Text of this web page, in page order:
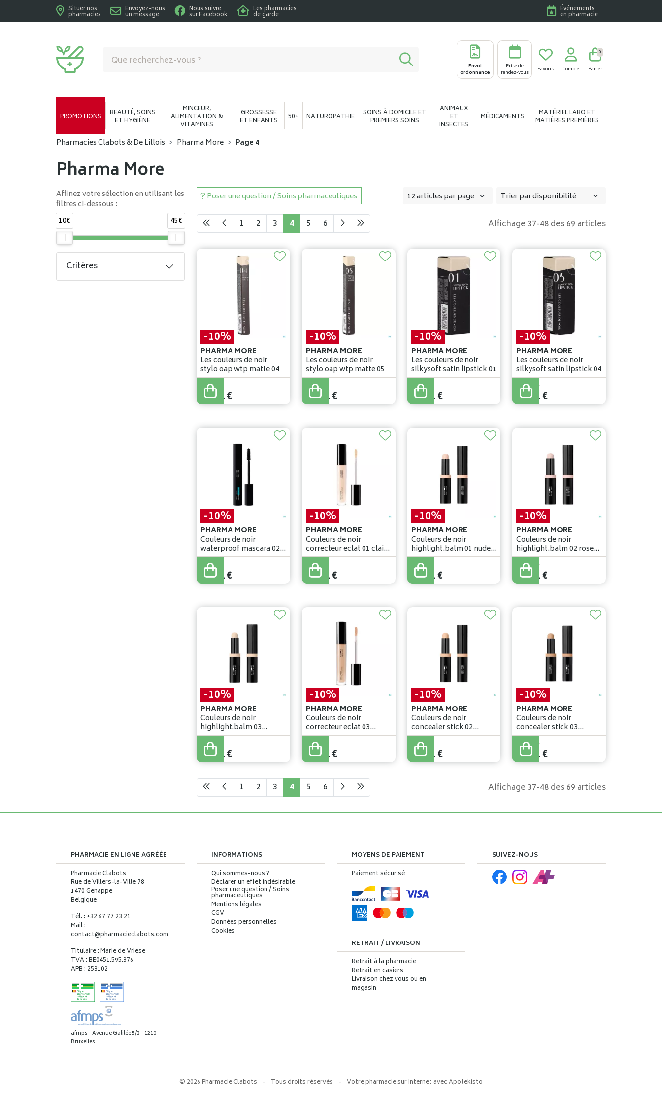
Situer nos
pharmacies
Envoyez-nous
un message
Nous suivre
sur Facebook
Les pharmacies
de garde
Événements
en pharmacie
Envoi
ordonnance
Prise de
rendez-vous
Favoris Compte Panier
0
PROMOTIONS BEAUTÉ, SOINS
ET HYGIÈNE
MINCEUR,
ALIMENTATION &
VITAMINES
GROSSESSE
ET ENFANTS 50+ NATUROPATHIE SOINS À DOMICILE ET
PREMIERS SOINS
ANIMAUX
ET
INSECTES
MÉDICAMENTS MATÉRIEL LABO ET
MATIÈRES PREMIÈRES
Pharmacies Clabots & De Lillois Pharma More Page 4
Pharma More
Poser une question / Soins pharmaceutiques
Affichage 37-48 des 69 articles
1 2 3 4 5 6
-10%
PHARMA MORE
Les couleurs de noir
stylo oap wtp matte 04
27,90
25,11€
-10%
PHARMA MORE
Les couleurs de noir
stylo oap wtp matte 05
27,90
25,11€
-10%
PHARMA MORE
Les couleurs de noir
silkysoft satin lipstick 01
29,90
26,91€
-10%
PHARMA MORE
Les couleurs de noir
silkysoft satin lipstick 04
29,90 €
26,91€
-10%
PHARMA MORE
Couleurs de noir
waterproof mascara 02
brun 9,5ml
29,90
26,91€
-10%
PHARMA MORE
Couleurs de noir
correcteur eclat 01 clair
5ml
29,90
26,91€
-10%
PHARMA MORE
Couleurs de noir
highlight.balm 01 nude
glow 4,2g
29,90
26,91€
-10%
PHARMA MORE
Couleurs de noir
highlight.balm 02 rose
glow 4,2g
29,90 €
26,91€
-10%
PHARMA MORE
Couleurs de noir
highlight.balm 03
apric.glow 4,2g
29,90
26,91€
-10%
PHARMA MORE
Couleurs de noir
correcteur eclat 03
moyen 5ml
29,90
26,91€
-10%
PHARMA MORE
Couleurs de noir
concealer stick 02
naturel 4,2g
29,90
26,91€
-10%
PHARMA MORE
Couleurs de noir
concealer stick 03
moyen 4,2g
29,90 €
26,91€
Affichage 37-48 des 69 articles
1 2 3 4 5 6
Affinez votre sélection en utilisant les
filtres ci-dessous :
10€
45€
Critères
PHARMACIE EN LIGNE AGRÉÉE
Pharmacie Clabots
Rue de Villers-la-Ville 78
1470 Genappe
Belgique
Tél. : +32 67 77 23 21
Mail :
contact@pharmacieclabots.com
Titulaire : Marie de Vriese
TVA : BE0451.595.376
APB : 253102
afmps - Avenue Galilée 5/3 - 1210
Bruxelles
INFORMATIONS
Qui sommes-nous ?
Déclarer un effet indésirable
Poser une question / Soins
pharmaceutiques
Mentions légales
CGV
Données personnelles
Cookies
MOYENS DE PAIEMENT
Paiement sécurisé
RETRAIT / LIVRAISON
Retrait à la pharmacie
Retrait en casiers
Livraison chez vous ou en
magasin
SUIVEZ-NOUS
© 2026 Pharmacie Clabots - Tous droits réservés - Votre pharmacie sur Internet avecApotekisto